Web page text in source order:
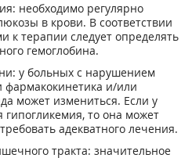
необходимо регулярно
в крови. В соответствии
к терапии следует определять
гемоглобина.
у больных с нарушением
и/или
может измениться. Если у
гипогликемия, то она может
адекватного лечения.
тракта: значительное